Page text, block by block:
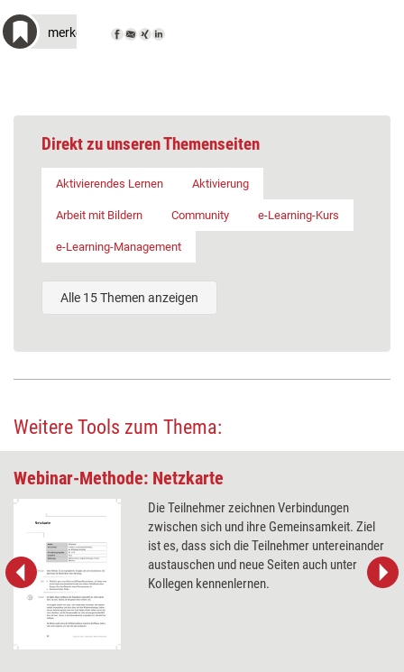
merken
Direkt zu unseren Themenseiten
Aktivierendes Lernen Aktivierung
Arbeit mit Bildern Community e-Learning-Kurs
e-Learning-Management
Alle 15 Themen anzeigen
Weitere Tools zum Thema:
Webinar-Methode: Netzkarte
Die Teilnehmer zeichnen Verbindungen
zwischen sich und ihre Gemeinsamkeit. Ziel
ist es, dass sich die Teilnehmer untereinander
austauschen und neue Seiten auch unter
Kollegen kennenlernen.